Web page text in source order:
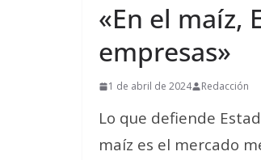
«En el maíz,
empresas»
1 de abril de 2024 Redacción
Lo que defiende
maíz es el mercado